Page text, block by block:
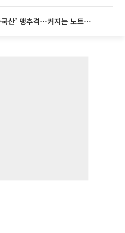
맥북 품은 삼성에 ‘중국산’ 맹추격⋯커지는 노트북 OLED 시장